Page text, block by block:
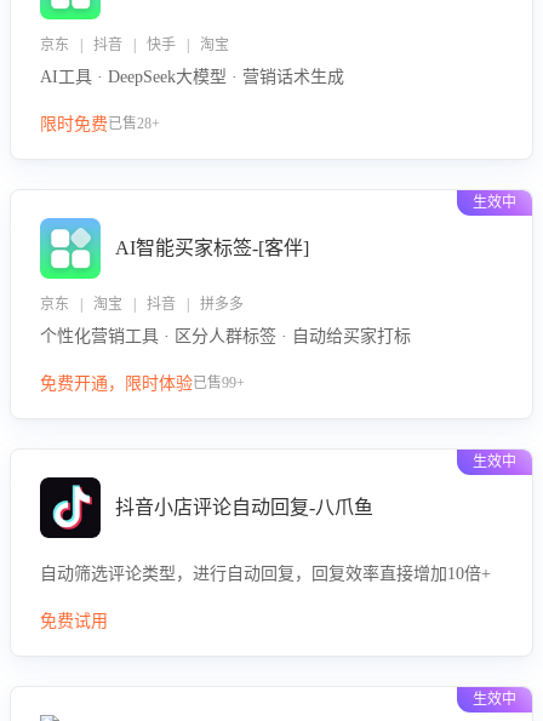
京东 | 抖音 | 快手 | 淘宝
AI工具 · DeepSeek大模型 · 营销话术生成
限时免费已售28+
生效中
AI智能买家标签-[客伴]
京东 | 淘宝 | 抖音 | 拼多多
个性化营销工具 · 区分人群标签 · 自动给买家打标
免费开通，限时体验已售99+
生效中
抖音小店评论自动回复-八爪鱼
自动筛选评论类型，进行自动回复，回复效率直接增加10倍+
免费试用
生效中